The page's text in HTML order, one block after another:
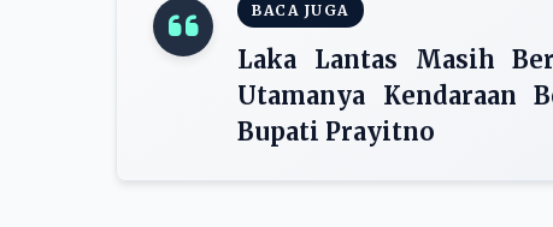
BACA JUGA
Laka Lantas Masih
Utamanya
Bupati Prayitno